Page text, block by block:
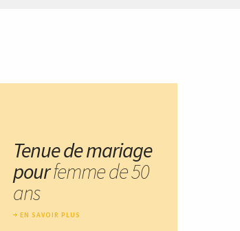
Tenue de mariage
pourfemme de 50
ans
EN SAVOIR PLUS